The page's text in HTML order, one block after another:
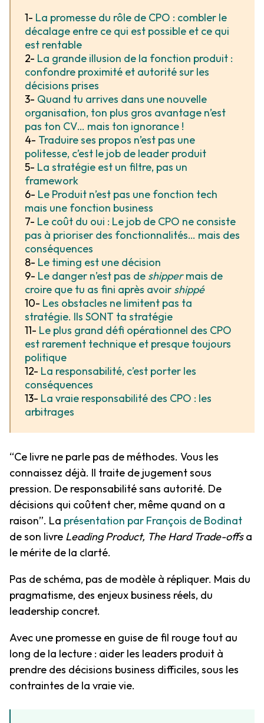
1- La promesse du rôle de CPO : combler le
décalage entre ce qui est possible et ce qui
est rentable
2- La grande illusion de la fonction produit :
confondre proximité et autorité sur les
décisions prises
3- Quand tu arrives dans une nouvelle
organisation, ton plus gros avantage n’est
pas ton CV… mais ton ignorance !
4- Traduire ses propos n’est pas une
politesse, c’est le job de leader produit
5- La stratégie est un filtre, pas un
framework
6- Le Produit n’est pas une fonction tech
mais une fonction business
7- Le coût du oui : Le job de CPO ne consiste
pas à prioriser des fonctionnalités… mais des
conséquences
8- Le timing est une décision
9- Le danger n’est pas de shippermais de
croire que tu as fini après avoir shippé
10- Les obstacles ne limitent pas ta
stratégie. Ils SONT ta stratégie
11- Le plus grand défi opérationnel des CPO
est rarement technique et presque toujours
politique
12- La responsabilité, c’est porter les
conséquences
13- La vraie responsabilité des CPO : les
arbitrages
“Ce livre ne parle pas de méthodes. Vous les
connaissez déjà. Il traite de jugement sous
pression. De responsabilité sans autorité. De
décisions qui coûtent cher, même quand on a
raison”. La présentation par François de Bodinat
de son livre Leading Product, The Hard Trade-offsa
le mérite de la clarté.
Pas de schéma, pas de modèle à répliquer. Mais du
pragmatisme, des enjeux business réels, du
leadership concret.
Avec une promesse en guise de fil rouge tout au
long de la lecture : aider les leaders produit à
prendre des décisions business difficiles, sous les
contraintes de la vraie vie.